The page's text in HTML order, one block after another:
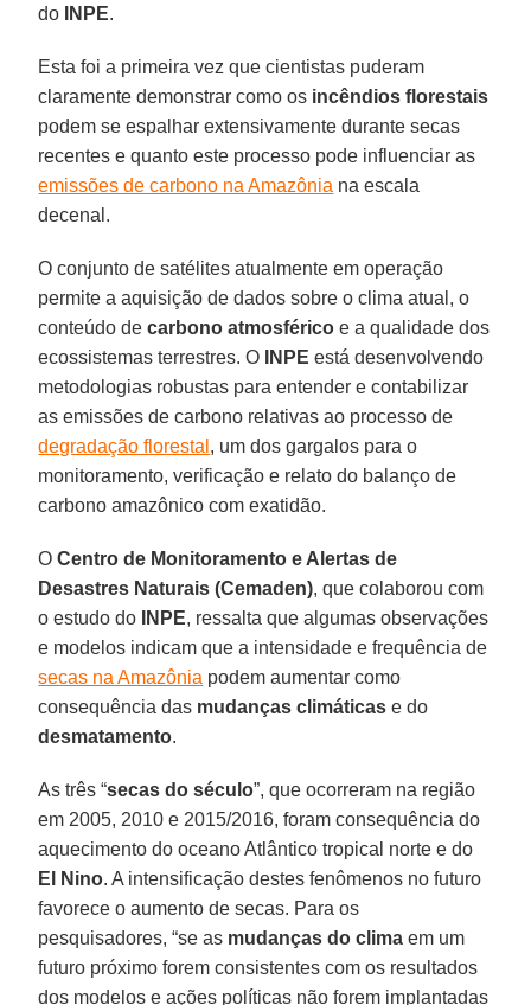
do
INPE.
Esta foi a primeira vez que cientistas puderam
claramente demonstrar como os incêndios florestais
podem se espalhar extensivamente durante secas
recentes e quanto este processo pode influenciar as
emissões de carbono na Amazônia na escala
decenal.
O conjunto de satélites atualmente em operação
permite a aquisição de dados sobre o clima atual, o
conteúdo decarbono atmosférico e a qualidade dos
ecossistemas terrestres. O
INPE está desenvolvendo
metodologias robustas para entender e contabilizar
as emissões de carbono relativas ao processo de
degradação florestal , um dos gargalos para o
monitoramento, verificação e relato do balanço de
carbono amazônico com exatidão.
OCentro de Monitoramento e Alertas de
Desastres Naturais (Cemaden), que colaborou com
o estudo do
INPE, ressalta que algumas observações
e modelos indicam que a intensidade e frequência de
secas na Amazônia podem aumentar como
consequência das mudanças climáticas e do
desmatamento.
As três “secas do século”, que ocorreram na região
em 2005, 2010 e 2015/2016, foram consequência do
aquecimento do oceano Atlântico tropical norte e do
El Nino. A intensificação destes fenômenos no futuro
favorece o aumento de secas. Para os
pesquisadores, “se as mudanças do clima em um
futuro próximo forem consistentes com os resultados
dos modelos e ações políticas não forem implantadas